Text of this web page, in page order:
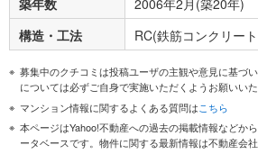
築年数
2006年2月(築20年)
構造・工法
RC(鉄筋コンクリー
募集中のクチコミは投稿ユーザの主観や意見に基づ
については必ずご自身で実施いただくようお願いいた
マンション情報に関するよくある質問はこちら
本ページはYahoo!不動産への過去の掲載情報などか
ータベースです。物件に関する最新情報は不動産会